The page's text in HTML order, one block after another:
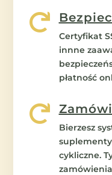

Certyfikat
innne
płatność

Bierzesz
cykliczne.
zamówienia